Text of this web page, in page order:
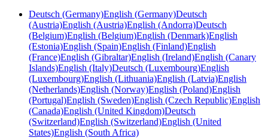
Deutsch (Germany)English (Germany)Deutsch
(Austria)English (Austria)English (Andorra)Deutsch
(Belgium)English (Belgium)English (Denmark)English
(Estonia)English (Spain)English (Finland)English
(France)English (Gibraltar)English (Ireland)English (Canary
Islands)English (Italy)Deutsch (Luxembourg)English
(Luxembourg)English (Lithuania)English (Latvia)English
(Netherlands)English (Norway)English (Poland)English
(Portugal)English (Sweden)English (Czech Republic)English
(Canada)English (United Kingdom)Deutsch
(Switzerland)English (Switzerland)English (United
States)English (South Africa)